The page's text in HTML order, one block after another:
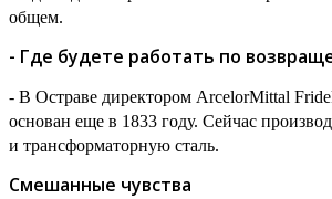
общем.
- Где будете работать по
- В Остраве директором ArcelorMittal
основан еще в 1833 году. Сейчас
и трансформаторную сталь.
Смешанные чувства